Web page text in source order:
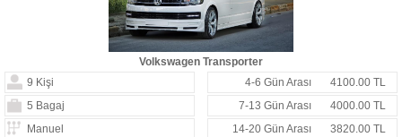
Volkswagen Transporter
9 Kişi
4-6 Gün Arası
4100.00 TL
5 Bagaj
7-13 Gün Arası
4000.00 TL
Manuel
14-20 Gün Arası
3820.00 TL